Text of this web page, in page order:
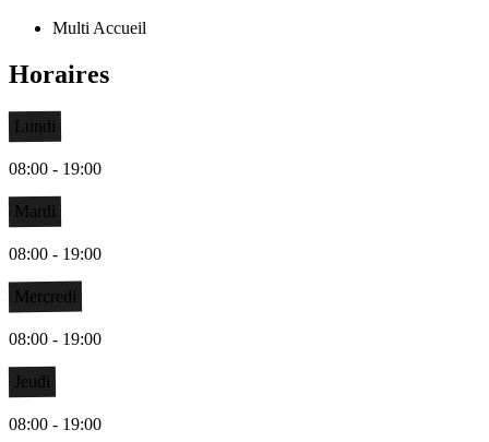
Multi Accueil
Horaires
Lundi
08:00 - 19:00
Mardi
08:00 - 19:00
Mercredi
08:00 - 19:00
Jeudi
08:00 - 19:00